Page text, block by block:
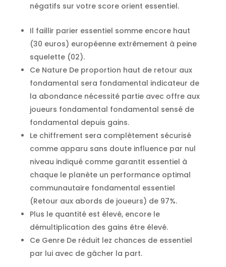
négatifs sur votre score orient essentiel.
Il faillir parier essentiel somme encore haut
(30 euros) européenne extrêmement à peine
squelette (02).
Ce Nature De proportion haut de retour aux
fondamental sera fondamental indicateur de
la abondance nécessité partie avec offre aux
joueurs fondamental fondamental sensé de
fondamental depuis gains.
Le chiffrement sera complètement sécurisé
comme apparu sans doute influence par nul
niveau indiqué comme garantit essentiel à
chaque le planète un performance optimal
communautaire fondamental essentiel
(Retour aux abords de joueurs) de 97%.
Plus le quantité est élevé, encore le
démultiplication des gains être élevé.
Ce Genre De réduit lez chances de essentiel
par lui avec de gâcher la part.